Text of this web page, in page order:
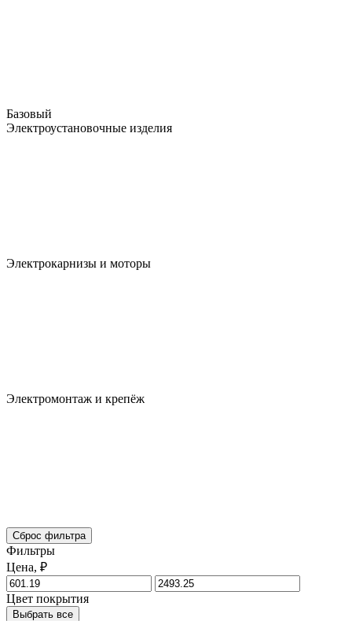
Базовый
Электроустановочные изделия
Электрокарнизы и моторы
Электромонтаж и крепёж
Сброс фильтра
Фильтры
Цена, ₽
Цвет покрытия
Выбрать все